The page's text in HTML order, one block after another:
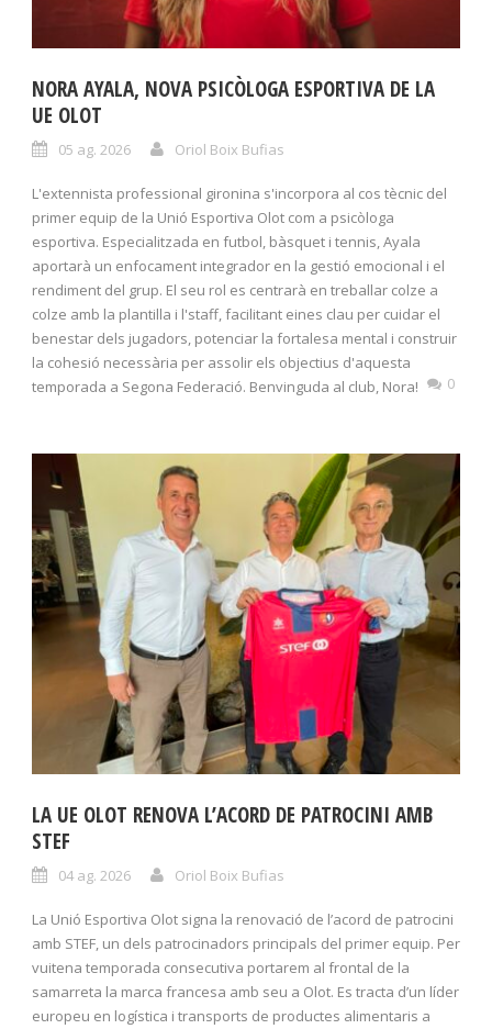
NORA AYALA, NOVA PSICÒLOGA ESPORTIVA DE LA
UE OLOT
05 ag. 2026 Oriol Boix Bufias
L'extennista professional gironina s'incorpora al cos tècnic del
primer equip de la Unió Esportiva Olot com a psicòloga
esportiva. Especialitzada en futbol, bàsquet i tennis, Ayala
aportarà un enfocament integrador en la gestió emocional i el
rendiment del grup. El seu rol es centrarà en treballar colze a
colze amb la plantilla i l'staff, facilitant eines clau per cuidar el
benestar dels jugadors, potenciar la fortalesa mental i construir
la cohesió necessària per assolir els objectius d'aquesta
temporada a Segona Federació. Benvinguda al club, Nora!
0
LA UE OLOT RENOVA L’ACORD DE PATROCINI AMB
STEF
04 ag. 2026 Oriol Boix Bufias
La Unió Esportiva Olot signa la renovació de l’acord de patrocini
amb STEF, un dels patrocinadors principals del primer equip. Per
vuitena temporada consecutiva portarem al frontal de la
samarreta la marca francesa amb seu a Olot. Es tracta d’un líder
europeu en logística i transports de productes alimentaris a